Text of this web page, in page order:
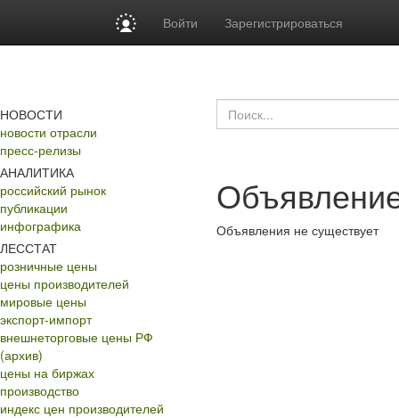
Войти Зарегистрироваться
НОВОСТИ
новости отрасли
пресс-релизы
АНАЛИТИКА
российский рынок
публикации
инфографика
ЛЕССТАТ
розничные цены
цены производителей
мировые цены
экспорт-импорт
внешнеторговые цены РФ
(архив)
цены на биржах
производство
индекс цен производителей
Объявления не существует